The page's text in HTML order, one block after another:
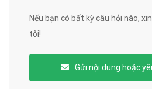
Nếu bạn có bất kỳ câu hỏi nào,
tôi!
Gửi nội dung hoặc